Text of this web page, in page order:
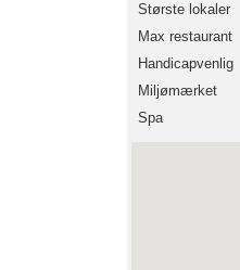
Største lokaler
Max restaurant
Handicapvenlig
Miljømærket
Spa